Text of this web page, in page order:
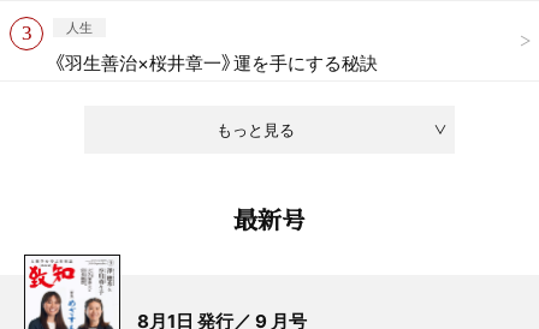
もっと見る
人生
《羽生善治×桜井章一》運を手にする秘訣
最新号
8月1日 発行／ 9 月号